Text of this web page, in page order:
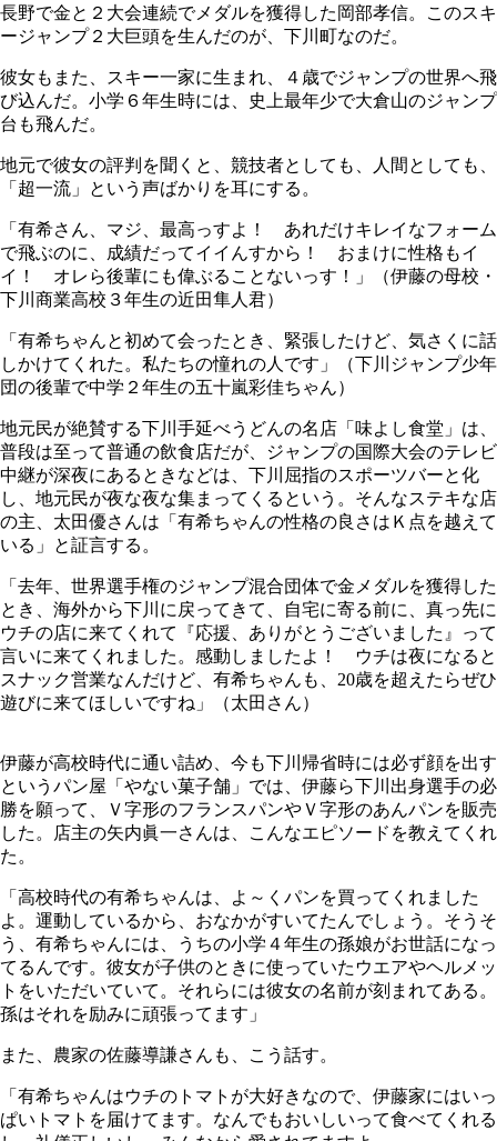
長野で金と２大会連続でメダルを獲得した岡部孝信。このスキ
ージャンプ２大巨頭を生んだのが、下川町なのだ。
彼女もまた、スキー一家に生まれ、４歳でジャンプの世界へ飛
び込んだ。小学６年生時には、史上最年少で大倉山のジャンプ
台も飛んだ。
地元で彼女の評判を聞くと、競技者としても、人間としても、
「超一流」という声ばかりを耳にする。
「有希さん、マジ、最高っすよ！ あれだけキレイなフォーム
で飛ぶのに、成績だってイイんすから！ おまけに性格もイ
イ！ オレら後輩にも偉ぶることないっす！」（伊藤の母校・
下川商業高校３年生の近田隼人君）
「有希ちゃんと初めて会ったとき、緊張したけど、気さくに話
しかけてくれた。私たちの憧れの人です」（下川ジャンプ少年
団の後輩で中学２年生の五十嵐彩佳ちゃん）
地元民が絶賛する下川手延べうどんの名店「味よし食堂」は、
普段は至って普通の飲食店だが、ジャンプの国際大会のテレビ
中継が深夜にあるときなどは、下川屈指のスポーツバーと化
し、地元民が夜な夜な集まってくるという。そんなステキな店
の主、太田優さんは「有希ちゃんの性格の良さはＫ点を越えて
いる」と証言する。
「去年、世界選手権のジャンプ混合団体で金メダルを獲得した
とき、海外から下川に戻ってきて、自宅に寄る前に、真っ先に
ウチの店に来てくれて『応援、ありがとうございました』って
言いに来てくれました。感動しましたよ！ ウチは夜になると
スナック営業なんだけど、有希ちゃんも、20歳を超えたらぜひ
遊びに来てほしいですね」（太田さん）
伊藤が高校時代に通い詰め、今も下川帰省時には必ず顔を出す
というパン屋「やない菓子舗」では、伊藤ら下川出身選手の必
勝を願って、Ｖ字形のフランスパンやＶ字形のあんパンを販売
した。店主の矢内眞一さんは、こんなエピソードを教えてくれ
た。
「高校時代の有希ちゃんは、よ～くパンを買ってくれました
よ。運動しているから、おなかがすいてたんでしょう。そうそ
う、有希ちゃんには、うちの小学４年生の孫娘がお世話になっ
てるんです。彼女が子供のときに使っていたウエアやヘルメッ
トをいただいていて。それらには彼女の名前が刻まれてある。
孫はそれを励みに頑張ってます」
また、農家の佐藤導謙さんも、こう話す。
「有希ちゃんはウチのトマトが大好きなので、伊藤家にはいっ
ぱいトマトを届けてます。なんでもおいしいって食べてくれる